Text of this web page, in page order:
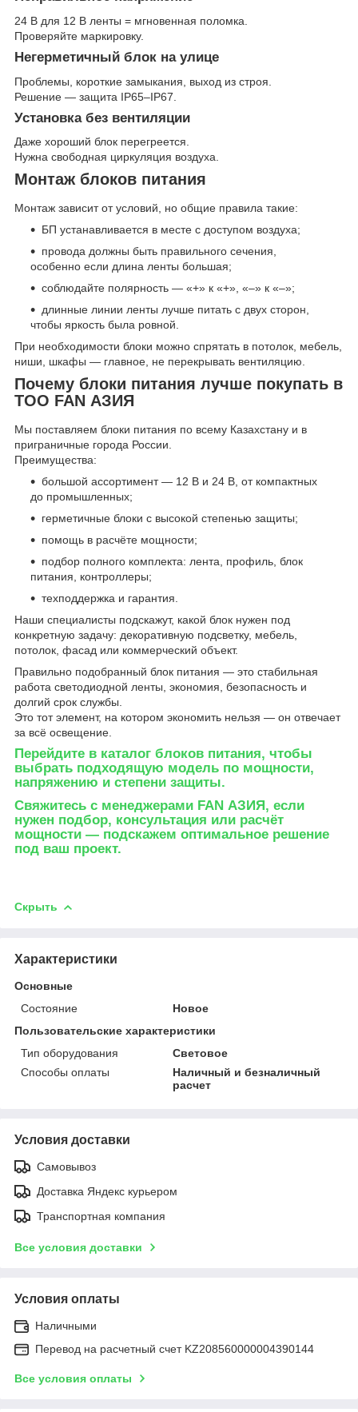
24 В для 12 В ленты = мгновенная поломка.
Проверяйте маркировку.
Негерметичный блок на улице
Проблемы, короткие замыкания, выход из строя.
Решение — защита IP65–IP67.
Установка без вентиляции
Даже хороший блок перегреется.
Нужна свободная циркуляция воздуха.
Монтаж блоков питания
Монтаж зависит от условий, но общие правила такие:
БП устанавливается в месте с доступом воздуха;
провода должны быть правильного сечения,
особенно если длина ленты большая;
соблюдайте полярность — «+» к «+», «–» к «–»;
длинные линии ленты лучше питать с двух сторон,
чтобы яркость была ровной.
При необходимости блоки можно спрятать в потолок, мебель,
ниши, шкафы — главное, не перекрывать вентиляцию.
Почему блоки питания лучше покупать в
ТОО FAN АЗИЯ
Мы поставляем блоки питания по всему Казахстану и в
приграничные города России.
Преимущества:
большой ассортимент — 12 В и 24 В, от компактных
до промышленных;
герметичные блоки с высокой степенью защиты;
помощь в расчёте мощности;
подбор полного комплекта: лента, профиль, блок
питания, контроллеры;
техподдержка и гарантия.
Наши специалисты подскажут, какой блок нужен под
конкретную задачу: декоративную подсветку, мебель,
потолок, фасад или коммерческий объект.
Правильно подобранный блок питания — это стабильная
работа светодиодной ленты, экономия, безопасность и
долгий срок службы.
Это тот элемент, на котором экономить нельзя — он отвечает
за всё освещение.
Перейдите в каталог блоков питания, чтобы
выбрать подходящую модель по мощности,
напряжению и степени защиты.
Свяжитесь с менеджерами FAN АЗИЯ , если
нужен подбор, консультация или расчёт
мощности — подскажем оптимальное решение
под ваш проект.
Скрыть
Характеристики
Основные
Состояние
Новое
Пользовательские характеристики
Тип оборудования
Световое
Способы оплаты
Наличный и безналичный
расчет
Условия доставки
Самовывоз
Доставка Яндекс курьером
Транспортная компания
Все условия доставки
Условия оплаты
Наличными
Перевод на расчетный счет KZ208560000004390144
Все условия оплаты